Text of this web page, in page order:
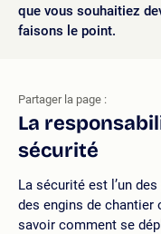
que vous souhaitiez
faisons le point.
La
sécurité
La sécurité est l’un
des engins de chantier
savoir comment se
Partager la page :